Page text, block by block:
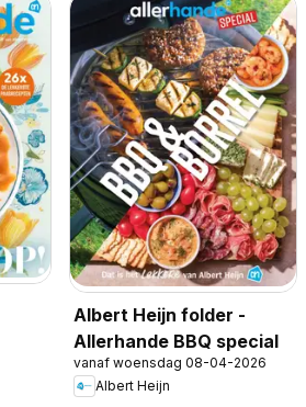
Albert Heijn folder -
Allerhande BBQ special
vanaf woensdag 08-04-2026
Albert Heijn